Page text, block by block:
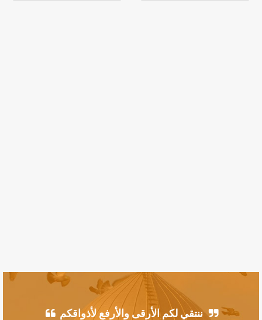
ننتقي لكم الأرقى والأرفع لأذواقكم